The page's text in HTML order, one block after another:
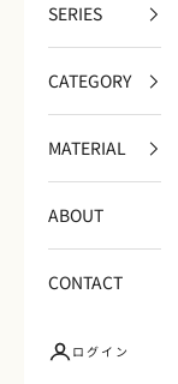
SERIES
CATEGORY
MATERIAL
ABOUT
CONTACT
ログイン